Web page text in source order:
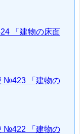
「建物の床面
№423 「建物の
№422 「建物の